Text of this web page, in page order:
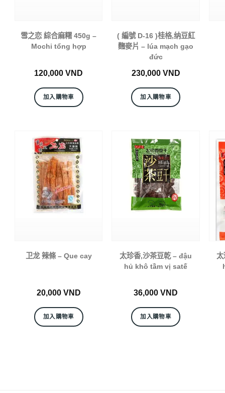
雪之恋 綜合麻糬 450g –
Mochi tổng hợp
120,000VND
加入購物車
( 編號 D-16 )桂格,纳豆紅
麴麥片 – lúa mạch gạo
đức
230,000 VND
加入購物車
卫龙 辣條 – Que cay
20,000 VND
加入購物車
太珍香,沙茶豆乾 – đậu
hủ khô tầm vị satế
36,000VND
加入購物車